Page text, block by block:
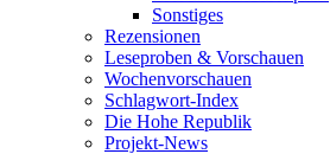
Sonstiges
Rezensionen
Leseproben & Vorschauen
Wochenvorschauen
Schlagwort-Index
Die Hohe Republik
Projekt-News